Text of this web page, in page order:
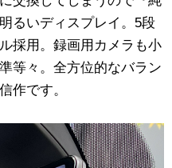
るいディスプレイ。5段
採用。録画用カメラも小
等々。全方位的なバラン
作です。